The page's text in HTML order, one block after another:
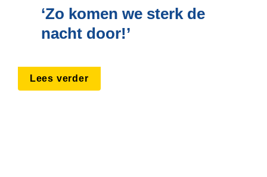
‘Zo komen we sterk de
nacht door!’
Lees verder